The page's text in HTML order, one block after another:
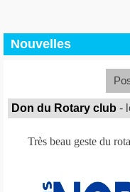
Nouvelles
Don du Rotary club -
Très beau geste du